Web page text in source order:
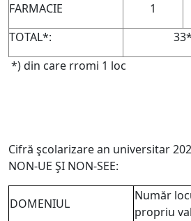
FARMACIE
1
TOTAL*:
33*
*) din care rromi 1 loc
Cifră şcolarizare an universitar
NON-UE ŞI NON-SEE:
DOMENIUL
Număr
propriu